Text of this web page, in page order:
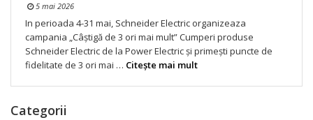
5 mai 2026
In perioada 4-31 mai, Schneider Electric organizeaza
campania „Câștigă de 3 ori mai mult” Cumperi produse
Schneider Electric de la Power Electric și primești puncte de
fidelitate de 3 ori mai … Citeşte mai mult
Categorii